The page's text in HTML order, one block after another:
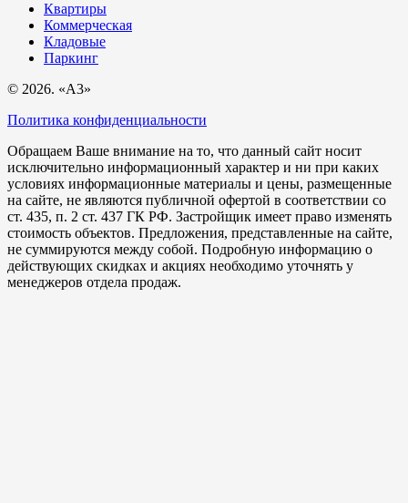
Квартиры
Коммерческая
Кладовые
Паркинг
© 2026. «A3»
Политика конфиденциальности
Обращаем Ваше внимание на то, что данный сайт носит
исключительно информационный характер и ни при каких
условиях информационные материалы и цены, размещенные
на сайте, не являются публичной офертой в соответствии со
ст. 435, п. 2 ст. 437 ГК РФ. Застройщик имеет право изменять
стоимость объектов. Предложения, представленные на сайте,
не суммируются между собой. Подробную информацию о
действующих скидках и акциях необходимо уточнять у
менеджеров отдела продаж.